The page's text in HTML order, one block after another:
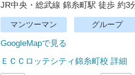
JR中央・総武線 錦糸町駅 徒歩 約3
マンツーマン グループ
GoogleMapで見る
ＥＣＣロッテシティ錦糸町校 詳細